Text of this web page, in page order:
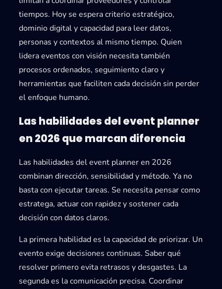
tiempos. Hoy se espera criterio estratégico,
dominio digital y capacidad para leer datos,
personas y contextos al mismo tiempo. Quien
lidera eventos con visión necesita también
procesos ordenados, seguimiento claro y
herramientas que faciliten cada decisión sin perder
el enfoque humano.
Las habilidades del event planner
en 2026 que marcan diferencia
Las habilidades del event planner en 2026
combinan dirección, sensibilidad y método. Ya no
basta con ejecutar tareas. Se necesita pensar como
estratega, actuar con rapidez y sostener cada
decisión con datos claros.
La primera habilidad es lacapacidad de priorizar. Un
evento exige decisiones continuas. Saber qué
resolver primero evita retrasos y desgastes. La
segunda es lacomunicación precisa. Coordinar